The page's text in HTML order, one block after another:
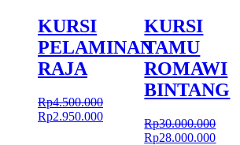
KURSI
PELAMINAN
RAJA
Rp4.500.000
Harga
Rp2.950.000Harga
KURSI
TAMU
ROMAWI
BINTANG
Rp30.000.000
Harga
Rp28.000.000Harga